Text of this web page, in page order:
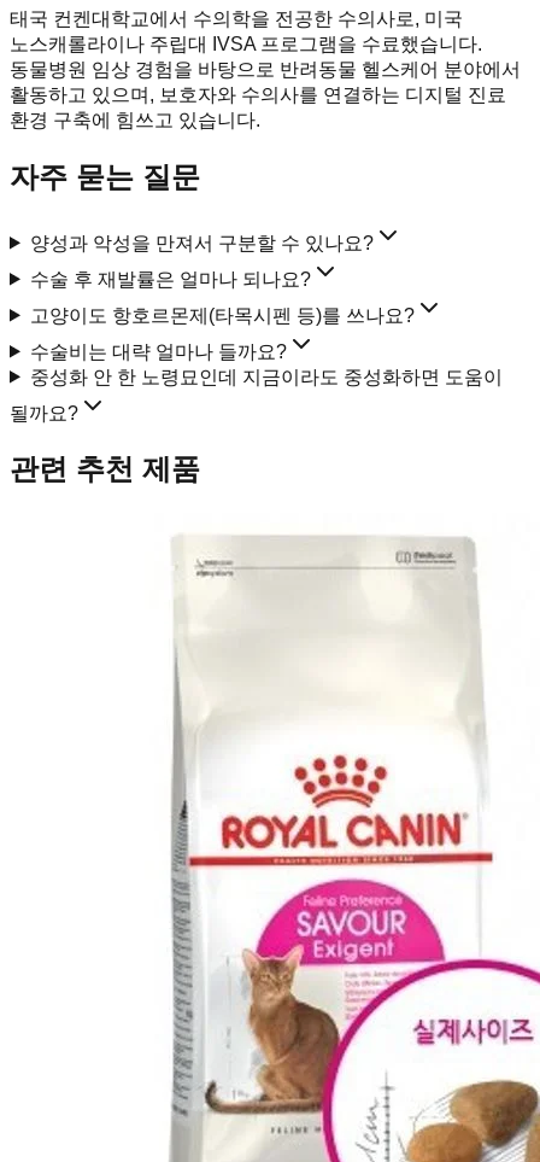
태국 컨켄대학교에서 수의학을 전공한 수의사로, 미국
노스캐롤라이나 주립대 IVSA 프로그램을 수료했습니다.
동물병원 임상 경험을 바탕으로 반려동물 헬스케어 분야에서
활동하고 있으며, 보호자와 수의사를 연결하는 디지털 진료
환경 구축에 힘쓰고 있습니다.
자주 묻는 질문
양성과 악성을 만져서 구분할 수 있나요?
수술 후 재발률은 얼마나 되나요?
고양이도 항호르몬제(타목시펜 등)를 쓰나요?
수술비는 대략 얼마나 들까요?
중성화 안 한 노령묘인데 지금이라도 중성화하면 도움이
될까요?
관련 추천 제품